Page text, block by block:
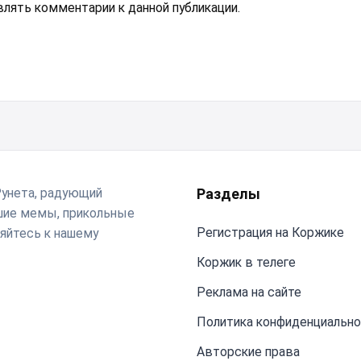
комментарии к данной публикации.
радующий
мемы, прикольные
к нашему
Разделы
Регистрация на Коржике
Коржик в телеге
Реклама на сайте
Политика
Авторские права